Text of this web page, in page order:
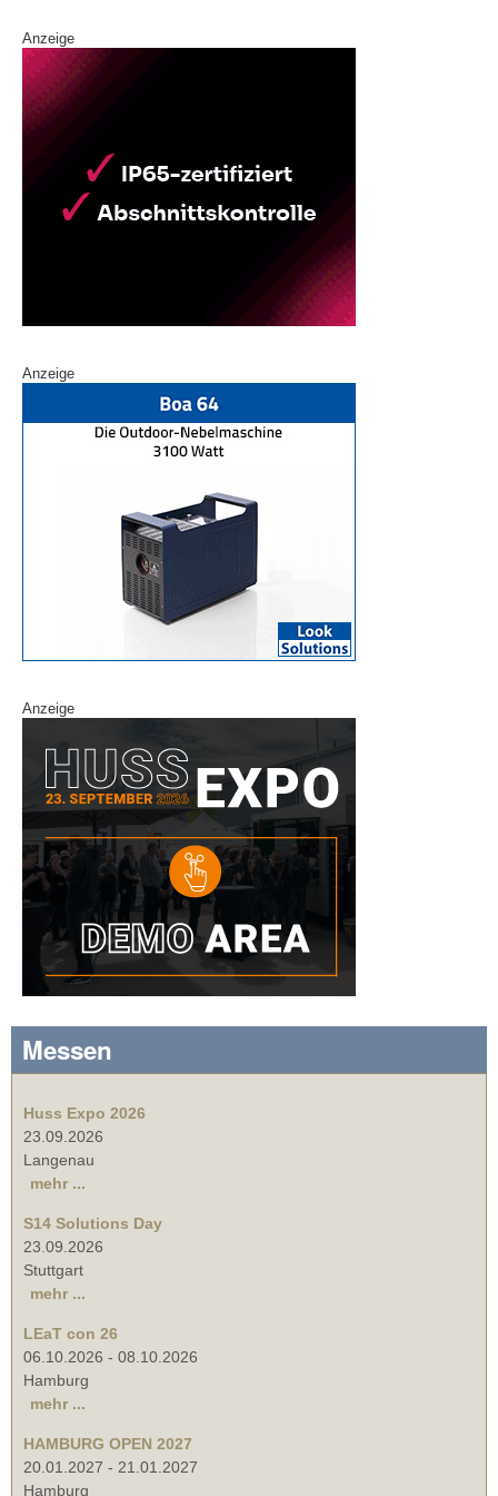
Anzeige
Anzeige
Anzeige
Messen
Huss Expo 2026
23.09.2026
Langenau
mehr ...
S14 Solutions Day
23.09.2026
Stuttgart
mehr ...
LEaT con 26
06.10.2026 - 08.10.2026
Hamburg
mehr ...
HAMBURG OPEN 2027
20.01.2027 - 21.01.2027
Hamburg